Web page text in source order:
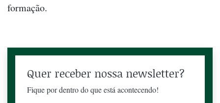
formação.
Quer receber nossa newsletter?
Fique por dentro do que está acontecendo!